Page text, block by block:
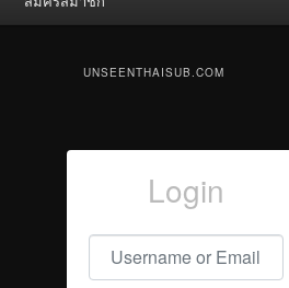
UNSEENTHAISUB.COM
Login
Username or Email